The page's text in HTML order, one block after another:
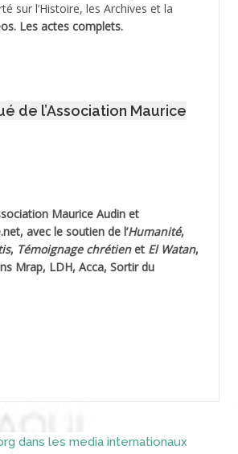
*
sur l’Histoire, les Archives et la
Les actes complets.
de l’Association Maurice
Maurice Audinet
, avec le soutien de l’Humanité,
, Témoignage chrétienet El Watan,
Mrap, LDH, Acca, Sortir du
dans les media internationaux